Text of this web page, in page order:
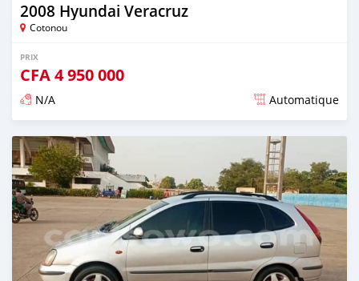
2008 Hyundai Veracruz
Cotonou
PRIX
CFA4 950 000
N/A Automatique
Publié il y a environ 4 ans